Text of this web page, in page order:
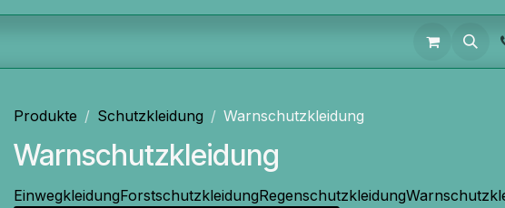
Produkte Schutzkleidung Warnschutzkleidung
Warnschutzkleidung
EinwegkleidungForstschutzkleidungRegenschutzkleidung